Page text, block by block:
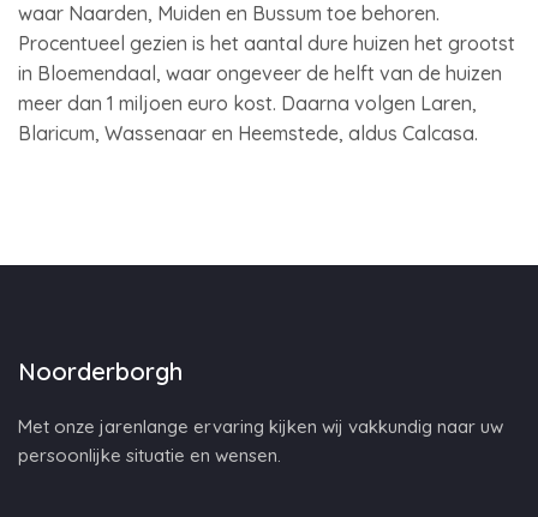
waar Naarden, Muiden en Bussum toe behoren.
Procentueel gezien is het aantal dure huizen het grootst
in Bloemendaal, waar ongeveer de helft van de huizen
meer dan 1 miljoen euro kost. Daarna volgen Laren,
Blaricum, Wassenaar en Heemstede, aldus Calcasa.
Noorderborgh
Met onze jarenlange ervaring kijken wij vakkundig naar uw
persoonlijke situatie en wensen.